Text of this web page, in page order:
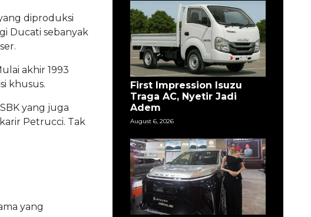
diproduksi
Ducati sebanyak
akhir 1993
khusus.
yang juga
Petrucci. Tak
yang
First Impression Isuzu
Traga AC, Nyetir Jadi
Adem
August 6, 2026